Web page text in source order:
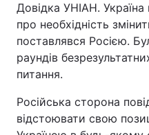
Довідка УНІАН.
про необхідність
поставлявся Росією.
раундів
питання.
Російська сторона
відстоювати свою